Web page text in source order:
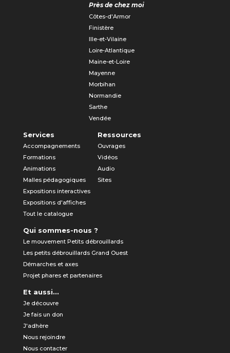
Près de chez moi
Côtes-d'Armor
Finistère
Ille-et-Vilaine
Loire-Atlantique
Maine-et-Loire
Mayenne
Morbihan
Normandie
Sarthe
Vendée
Services
Accompagnements
Formations
Animations
Malles pédagogiques
Expositions interactives
Expositions d'affiches
Tout le catalogue
Ressources
Ouvrages
Vidéos
Audio
Sites
Qui sommes-nous ?
Le mouvement Petits débrouillards
Les petits débrouillards Grand Ouest
Démarches et axes
Projet phares et partenaires
Et aussi...
Je découvre
Je fais un don
J'adhère
Nous rejoindre
Nous contacter